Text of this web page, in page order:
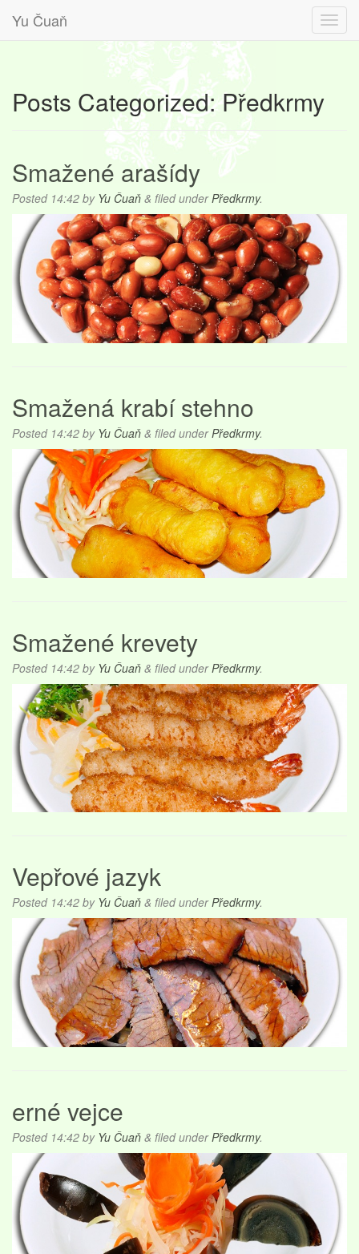
Yu Čuaň
Posts Categorized:Předkrmy
Smažené arašídy
Posted 14:42 by Yu Čuaň & filed underPředkrmy.
Smažená krabí stehno
Posted 14:42 by Yu Čuaň & filed underPředkrmy.
Smažené krevety
Posted 14:42 by Yu Čuaň & filed underPředkrmy.
Vepřové jazyk
Posted 14:42 by Yu Čuaň & filed underPředkrmy.
erné vejce
Posted 14:42 by Yu Čuaň & filed underPředkrmy.